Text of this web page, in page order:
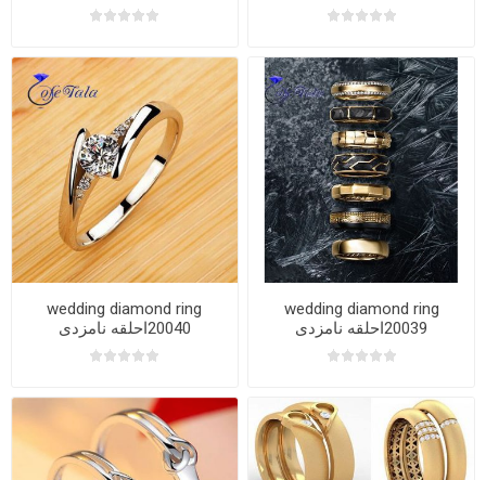
wedding diamond ring
20039احلقه نامزدی
wedding diamond ring
20040احلقه نامزدی